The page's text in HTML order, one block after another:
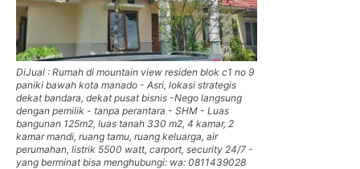
DiJual : Rumah di mountain view residen blok c1 no 9
paniki bawah kota manado - Asri, lokasi strategis
dekat bandara, dekat pusat bisnis -Nego langsung
dengan pemilik - tanpa perantara - SHM - Luas
bangunan 125m2, luas tanah 330 m2, 4 kamar, 2
kamar mandi, ruang tamu, ruang keluarga, air
perumahan, listrik 5500 watt, carport, security 24/7 -
yang berminat bisa menghubungi: wa: 0811439028